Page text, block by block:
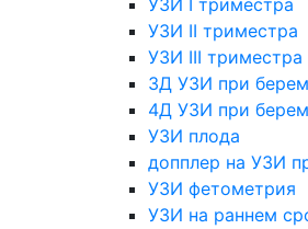
УЗИ I триместра
УЗИ II триместра
УЗИ III триместра
3Д УЗИ при
4Д УЗИ при
УЗИ плода
допплер на УЗИ
УЗИ фетометрия
УЗИ на раннем